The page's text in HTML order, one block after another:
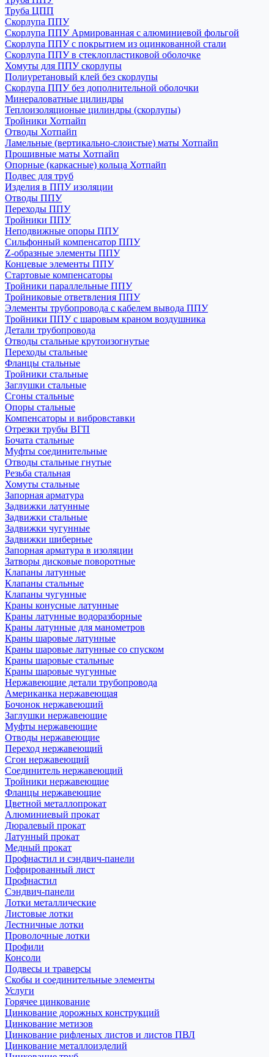
Труба ЦПП
Скорлупа ППУ
Скорлупа ППУ Армированная с алюминиевой фольгой
Скорлупа ППУ с покрытием из оцинкованной стали
Скорлупа ППУ в стеклопластиковой оболочке
Хомуты для ППУ скорлупы
Полиуретановый клей без скорлупы
Скорлупа ППУ без дополнительной оболочки
Минераловатные цилиндры
Теплоизоляционые цилиндры (скорлупы)
Тройники Хотпайп
Отводы Хотпайп
Ламельные (вертикально-слоистые) маты Хотпайп
Прошивные маты Хотпайп
Опорные (каркасные) кольца Хотпайп
Подвес для труб
Изделия в ППУ изоляции
Отводы ППУ
Переходы ППУ
Тройники ППУ
Неподвижные опоры ППУ
Cильфонный компенсатор ППУ
Z-образные элементы ППУ
Концевые элементы ППУ
Стартовые компенсаторы
Тройники параллельные ППУ
Тройниковые ответвления ППУ
Элементы трубопровода с кабелем вывода ППУ
Тройники ППУ с шаровым краном воздушника
Детали трубопровода
Отводы стальные крутоизогнутые
Переходы стальные
Фланцы стальные
Тройники стальные
Заглушки стальные
Сгоны стальные
Опоры стальные
Компенсаторы и вибровставки
Отрезки трубы ВГП
Бочата стальные
Муфты соединительные
Отводы стальные гнутые
Резьба стальная
Хомуты стальные
Запорная арматура
Задвижки латунные
Задвижки стальные
Задвижки чугунные
Задвижки шиберные
Запорная арматура в изоляции
Затворы дисковые поворотные
Клапаны латунные
Клапаны стальные
Клапаны чугунные
Краны конусные латунные
Краны латунные водоразборные
Краны латунные для манометров
Краны шаровые латунные
Краны шаровые латунные со спуском
Краны шаровые стальные
Краны шаровые чугунные
Нержавеющие детали трубопровода
Американка нержавеющая
Бочонок нержавеющий
Заглушки нержавеющие
Муфты нержавеющие
Отводы нержавеющие
Переход нержавеющий
Сгон нержавеющий
Соединитель нержавеющий
Тройники нержавеющие
Фланцы нержавеющие
Цветной металлопрокат
Алюминиевый прокат
Дюралевый прокат
Латунный прокат
Медный прокат
Профнастил и сэндвич-панели
Гофрированный лист
Профнастил
Сэндвич-панели
Лотки металлические
Листовые лотки
Лестничные лотки
Проволочные лотки
Профили
Консоли
Подвесы и траверсы
Скобы и соединительные элементы
Услуги
Горячее цинкование
Цинкование дорожных конструкций
Цинкование метизов
Цинкование рифленых листов и листов ПВЛ
Цинкование металлоизделий